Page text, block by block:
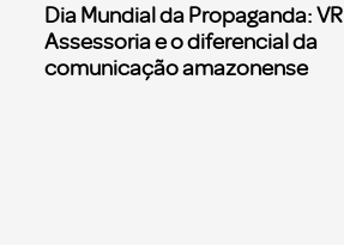
Dia Mundial da Propaganda: VR
Assessoria e o diferencial da
comunicação amazonense